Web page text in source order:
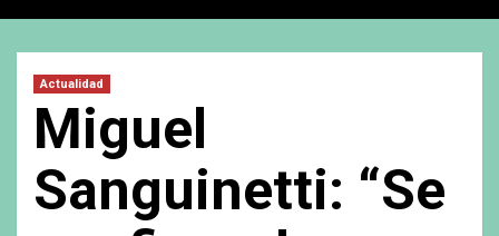
Actualidad
Miguel
Sanguinetti: “Se